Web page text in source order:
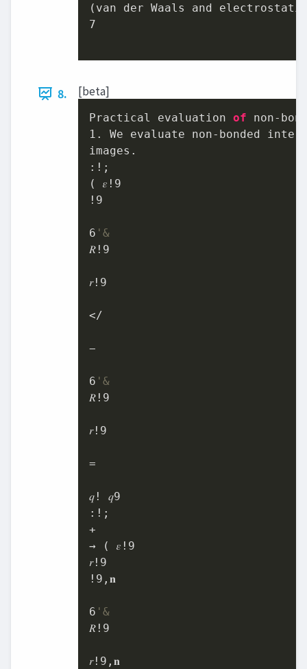
(van der Waals and
7
8. [beta]
Practical evaluation of
1 . We evaluate non-bonded
images.
:!;
( 𝜀! 9
! 9
6 '&
𝑅! 9
𝑟! 9
</
−
6 '&
𝑅! 9
𝑟! 9
=
𝑞! 𝑞9
:!;
+
→ ( 𝜀! 9
𝑟! 9
! 9 ,𝐧
6 '&
𝑅! 9
𝑟! 9 ,𝐧